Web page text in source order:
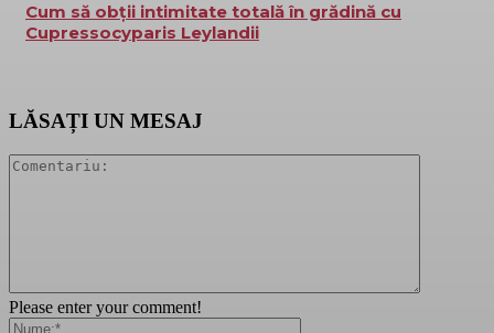
Cum să obții intimitate totală în grădină cu
Cupressocyparis Leylandii
LĂSAȚI UN MESAJ
Please enter your comment!